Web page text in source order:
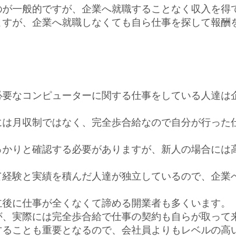
般的ですが、企業へ就職することなく収入を得
が、企業へ就職しなくても自ら仕事を探して報
なコンピューターに関する仕事をしている人達は
月収制ではなく、完全歩合給なので自分が行っ
りと確認する必要がありますが、新人の場合に
験と実績を積んだ人達が独立しているので、企
に仕事が全くなくて諦める開業者も多くいます。
際には完全歩合給で仕事の契約も自らが取って
とも重要となるので、会社員よりもレベルの高